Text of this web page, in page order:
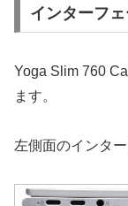
インターフ
Yoga Slim 760
ます。
左側面のインタ